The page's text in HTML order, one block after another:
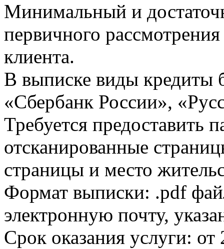
Минимальный и
первичного
клиента.
В выписке виды кредиты
«Сбербанк России»,
Требуется предоставить
отсканированные
страницы и место
Формат выписки: .pdf
электронную почту,
Срок оказания услуги: от